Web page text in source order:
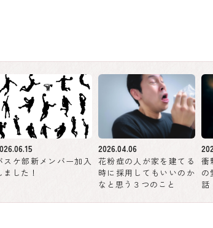
スケ部新メンバー加入
ました！
2026.04.06
花粉症の人が家を建てる
時に採用してもいいのか
なと思う３つのこと
衝
の
話